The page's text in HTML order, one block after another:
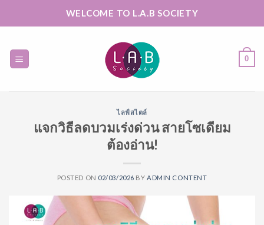
WELCOME TO L.A.B SOCIETY
0
ไลฟ์สไตล์
แจกวิธีลดบวมเร่งด่วน สายโซเดียม
ต้องอ่าน!
POSTED ON 02/03/2026 BY ADMIN CONTENT